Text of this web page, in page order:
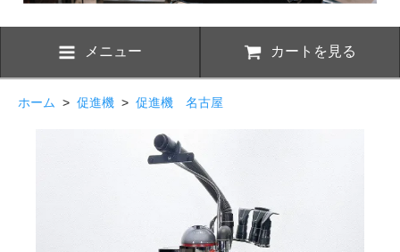
メニュー カートを見る
ホーム > 促進機 > 促進機 名古屋